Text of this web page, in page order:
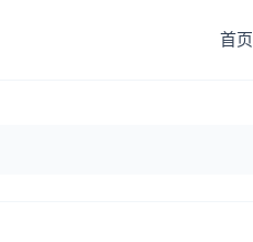
首页